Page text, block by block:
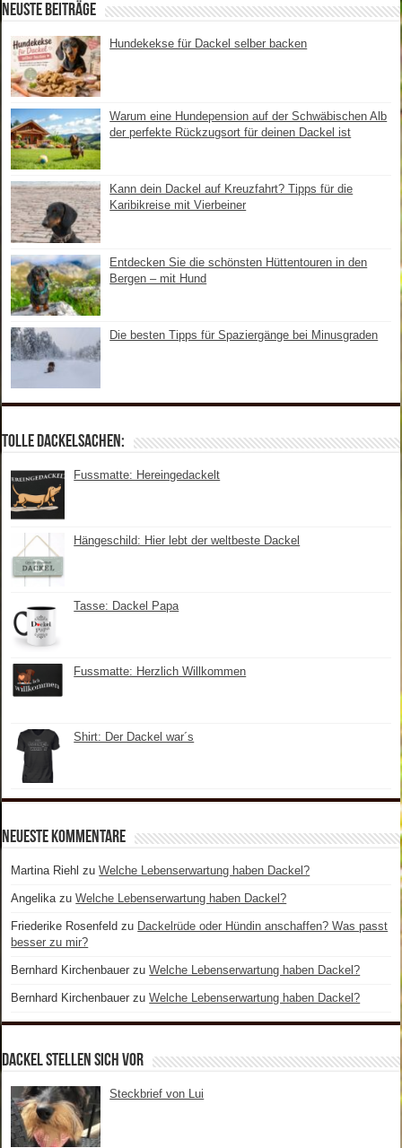
Neuste Beiträge
Hundekekse für Dackel selber backen
Warum eine Hundepension auf der Schwäbischen Alb
der perfekte Rückzugsort für deinen Dackel ist
Kann dein Dackel auf Kreuzfahrt? Tipps für die
Karibikreise mit Vierbeiner
Entdecken Sie die schönsten Hüttentouren in den
Bergen – mit Hund
Die besten Tipps für Spaziergänge bei Minusgraden
Tolle Dackelsachen:
Fussmatte: Hereingedackelt
Hängeschild: Hier lebt der weltbeste Dackel
Tasse: Dackel Papa
Fussmatte: Herzlich Willkommen
Shirt: Der Dackel war´s
Neueste Kommentare
Martina Riehl zuWelche Lebenserwartung haben Dackel?
Angelika zuWelche Lebenserwartung haben Dackel?
Friederike Rosenfeld zu Dackelrüde oder Hündin anschaffen? Was passt
besser zu mir?
Bernhard Kirchenbauer zuWelche Lebenserwartung haben Dackel?
Bernhard Kirchenbauer zuWelche Lebenserwartung haben Dackel?
Dackel stellen sich vor
Steckbrief von Lui